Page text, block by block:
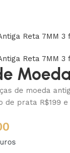
de moeda
de prata R$199